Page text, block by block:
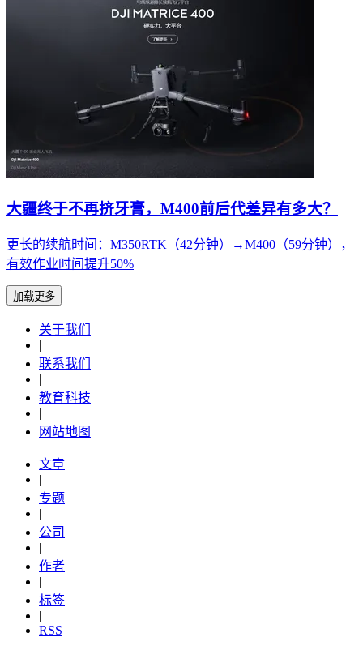
大疆终于不再挤牙膏，M400前后代差异有多大？
更长的续航时间：M350RTK（42分钟）→M400（59分钟），
有效作业时间提升50%
加载更多
关于我们
|
联系我们
|
教育科技
|
网站地图
文章
|
专题
|
公司
|
作者
|
标签
|
RSS